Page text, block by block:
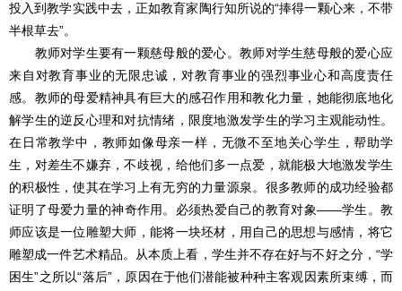
投入到教学实践中去，正如教育家陶行知所说的“捧得一颗心来，不带
半根草去”。
教师对学生要有一颗慈母般的爱心。教师对学生慈母般的爱心应
来自对教育事业的无限忠诚，对教育事业的强烈事业心和高度责任
感。教师的母爱精神具有巨大的感召作用和教化力量，她能彻底地化
解学生的逆反心理和对抗情绪，限度地激发学生的学习主观能动性。
在日常教学中，教师如像母亲一样，无微不至地关心学生，帮助学
生，对差生不嫌弃，不歧视，给他们多一点爱，就能极大地激发学生
的积极性，使其在学习上有无穷的力量源泉。很多教师的成功经验都
证明了母爱力量的神奇作用。必须热爱自己的教育对象――学生。教
师应该是一位雕塑大师，能将一块坯材，用自己的思想与感情，将它
雕塑成一件艺术精品。从本质上看，学生并不存在好与不好之分，“学
困生”之所以“落后”，原因在于他们潜能被种种主客观因素所束缚，而